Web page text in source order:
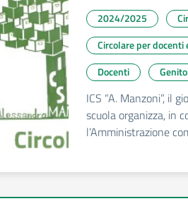
2024/2025
Circolare per docenti
Docenti
ICS “A. Manzoni”, il
scuola organizza, in
l’Amministrazione